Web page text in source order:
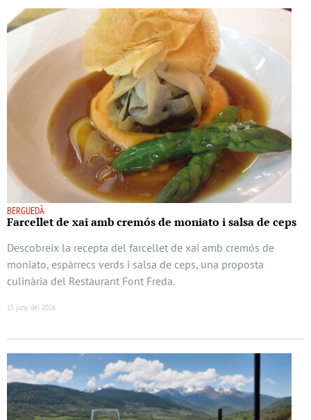
BERGUEDÀ
Farcellet de xai amb cremós de moniato i salsa de ceps
Descobreix la recepta del farcellet de xai amb cremós de
moniato, espàrrecs verds i salsa de ceps, una proposta
culinària del Restaurant Font Freda.
15 juny del 2026